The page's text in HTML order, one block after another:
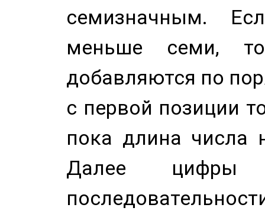
семизначным.
меньше семи,
добавляются по
с первой позиции
пока длина числа
Далее цифры